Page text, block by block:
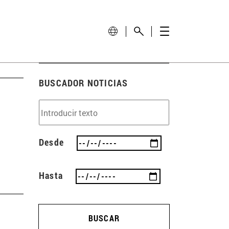
BUSCADOR NOTICIAS
Desde
Hasta
BUSCAR